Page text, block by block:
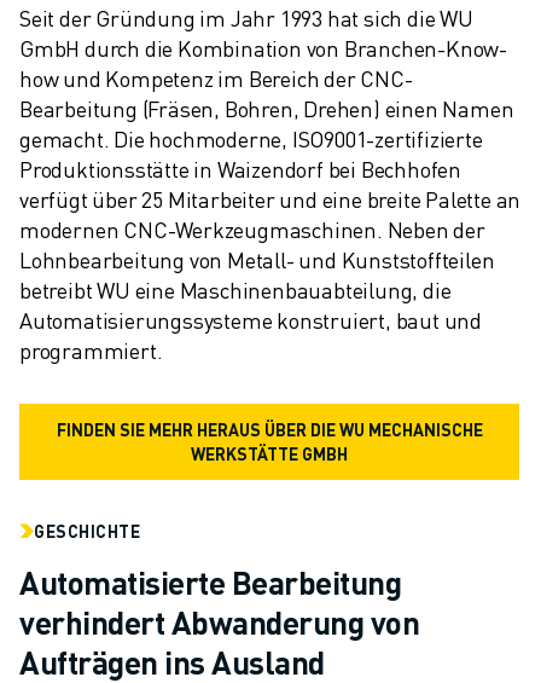
Seit der Gründung im Jahr 1993 hat sich die WU
GmbH durch die Kombination von Branchen-Know-
how und Kompetenz im Bereich der CNC-
Bearbeitung (Fräsen, Bohren, Drehen) einen Namen
gemacht. Die hochmoderne, ISO9001-zertifizierte
Produktionsstätte in Waizendorf bei Bechhofen
verfügt über 25 Mitarbeiter und eine breite Palette an
modernen CNC-Werkzeugmaschinen. Neben der
Lohnbearbeitung von Metall- und Kunststoffteilen
betreibt WU eine Maschinenbauabteilung, die
Automatisierungssysteme konstruiert, baut und
programmiert.
FINDEN SIE MEHR HERAUS ÜBER DIE WU MECHANISCHE
WERKSTÄTTE GMBH
GESCHICHTE
Automatisierte Bearbeitung
verhindert Abwanderung von
Aufträgen ins Ausland